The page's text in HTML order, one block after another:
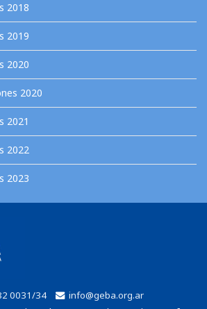
2018
2019
2020
2020
2021
2022
2023
0031/34 info@geba.org.ar